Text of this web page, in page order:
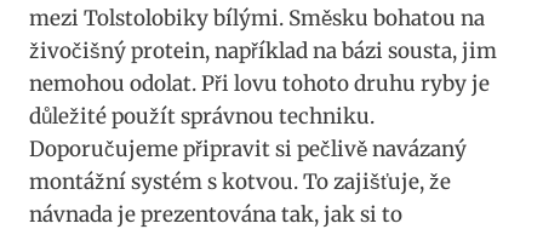
mezi Tolstolobiky bílými. Směsku bohatou na
živočišný⁢ protein, například na bázi sousta, jim
nemohou odolat. Při lovu tohoto ‍druhu​ ryby je
důležité použít správnou techniku.‍
Doporučujeme‌ připravit si pečlivě navázaný
montážní systém s kotvou. To zajišťuje, že
návnada ⁣je prezentována tak, ⁣jak si to